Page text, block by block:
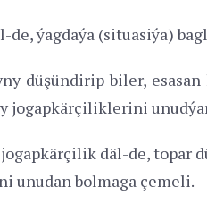
ýagdaýa (situasiýa)
düşündirip biler, esasan
jogapkärçiliklerini
däl-de, topar
unudan bolmaga çemeli.